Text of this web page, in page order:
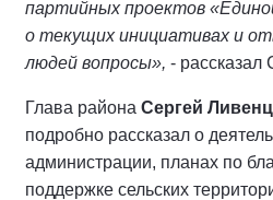
партийных проектов
о текущих инициативах и
людей вопросы», - рассказал
Глава района Сергей
подробно рассказал о
администрации, планах по
поддержке сельских